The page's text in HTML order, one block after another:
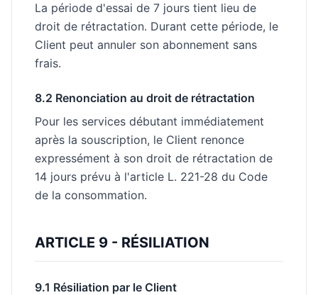
La période d'essai de 7 jours tient lieu de
droit de rétractation. Durant cette période, le
Client peut annuler son abonnement sans
frais.
8.2 Renonciation au droit de rétractation
Pour les services débutant immédiatement
après la souscription, le Client renonce
expressément à son droit de rétractation de
14 jours prévu à l'article L. 221-28 du Code
de la consommation.
ARTICLE 9 - RÉSILIATION
9.1 Résiliation par le Client